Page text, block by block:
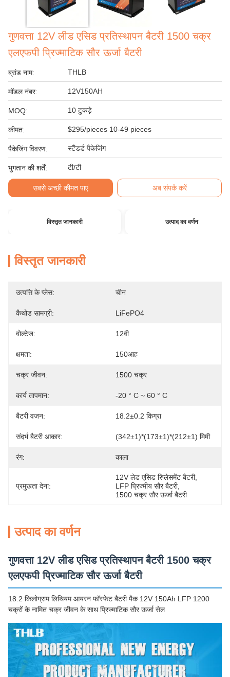
गुणवत्ता 12V लीड एसिड प्रतिस्थापन बैटरी 1500 चक्र
एलएफपी प्रिज्माटिक सौर ऊर्जा बैटरी
ब्रांड नाम: THLB
मॉडल नंबर: 12V150AH
MOQ: 10 टुकड़े
कीमत: $295/pieces 10-49 pieces
पैकेजिंग विवरण: स्टैंडर्ड पैकेजिंग
भुगतान की शर्तें: टी/टी
सबसे अच्छी कीमत पाएं अब संपर्क करें
विस्तृत जानकारी उत्पाद का वर्णन
विस्तृत जानकारी
उत्पत्ति के प्लेस: चीन
कैथोड सामग्री: LiFePO4
वोल्टेज: 12वी
क्षमता: 150आह
चक्र जीवन: 1500 चक्र
कार्य तापमान: -20 ° C ~ 60 ° C
बैटरी वजन: 18.2±0.2 किग्रा
संदर्भ बैटरी आकार: (342±1)*(173±1)*(212±1) मिमी
रंग: काला
प्रमुखता देना:
12V लेड एसिड रिप्लेसमेंट बैटरी,
LFP प्रिज्मीय सौर बैटरी,
1500 चक्र सौर ऊर्जा बैटरी
उत्पाद का वर्णन
गुणवत्ता 12V लीड एसिड प्रतिस्थापन बैटरी 1500 चक्र
एलएफपी प्रिज्माटिक सौर ऊर्जा बैटरी
18.2 किलोग्राम लिथियम आयरन फॉस्फेट बैटरी पैक 12V 150Ah LFP 1200
चक्रों के नामित चक्र जीवन के साथ प्रिज्माटिक सौर ऊर्जा सेल